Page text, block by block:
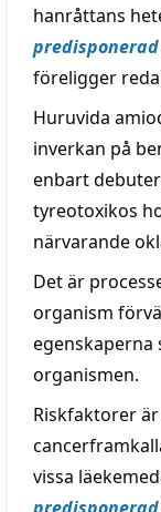
hanråttans
predisponerad
föreligger
Huruvida
inverkan på
enbart
tyreotoxikos
närvarande
Det är
organism
egenskaperna
organismen.
Riskfaktorer
vissa